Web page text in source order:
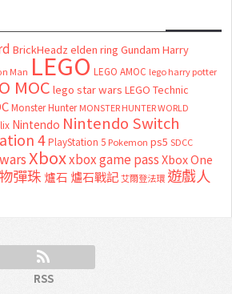
BrickHeadz elden ring Gundam Harry
Man LEGO LEGO AMOC lego harry potter
MOC lego star wars LEGO Technic
Monster Hunter MONSTER HUNTER WORLD
Nintendo Nintendo Switch
4 PlayStation 5 Pokemon ps5 SDCC
Xboxxbox game passXbox One
彈珠 爐石 爐石戰記艾爾登法環 遊戲人
RSS